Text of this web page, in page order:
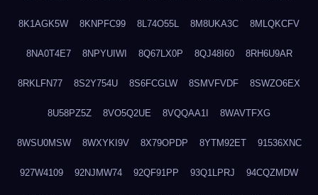
8K1AGK5W 8KNPFC99 8L74O55L 8M8UKA3C 8MLQKCFV
8NA0T4E7 8NPYUIWI 8Q67LX0P 8QJ48I60 8RH6U9AR
8RKLFN77 8S2Y754U 8S6FCGLW 8SMVFVDF 8SWZO6EX
8U58PZ5Z 8VO5Q2UE 8VQQAA1I 8WAVTFXG
8WSU0MSW 8WXYKI9V 8X79OPDP 8YTM92ET 91536XNC
927W4109 92NJMW74 92QF91PP 93Q1LPRJ 94CQZMDW